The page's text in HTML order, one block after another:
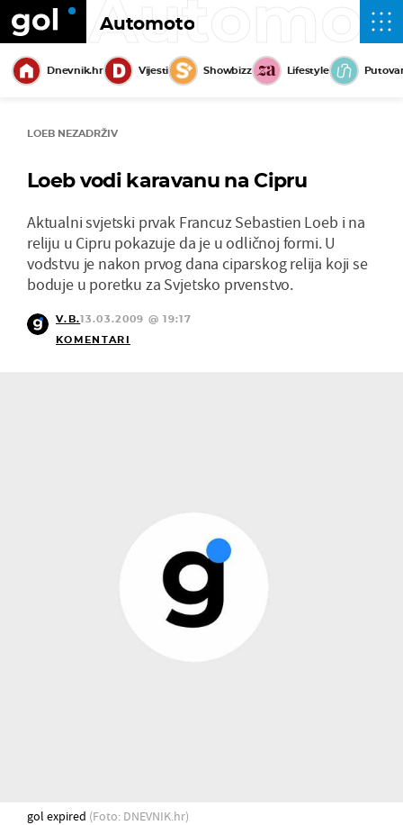
Automoto
Dnevnik.hr Vijesti Showbizz Lifestyle
LOEB NEZADRŽIV
Loeb vodi karavanu na Cipru
Aktualni svjetski prvak Francuz Sebastien Loeb i na
reliju u Cipru pokazuje da je u odličnoj formi. U
vodstvu je nakon prvog dana ciparskog relija koji se
boduje u poretku za Svjetsko prvenstvo.
V.B.13.03.2009 @ 19:17
KOMENTARI
gol expired (Foto: DNEVNIK.hr)